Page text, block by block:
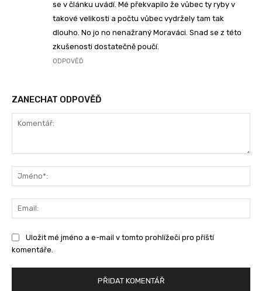
se v článku uvádí. Mé překvapilo že vůbec ty ryby v
takové velikosti a počtu vůbec vydržely tam tak
dlouho. No jo no nenažraný Moraváci. Snad se z této
zkušenosti dostatečně poučí.
ODPOVĚĎ
ZANECHAT ODPOVĚĎ
Uložit mé jméno a e-mail v tomto prohlížeči pro příští
komentáře.